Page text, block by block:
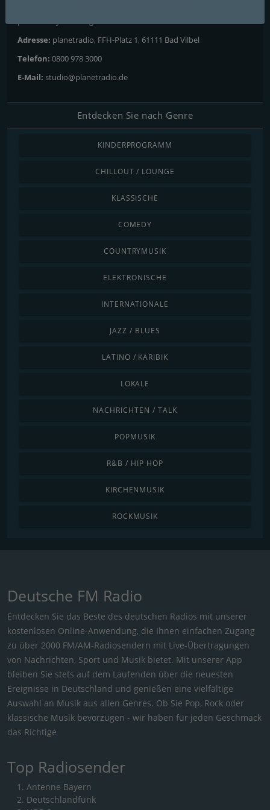
Adresse: planetradio, FFH-Platz 1, 61111 Bad Vilbel
Telefon: 0800 978 3000
E-Mail: studio@planetradio.de
Entdecken Sie nach Genre
KINDERPROGRAMM
CHILLOUT / LOUNGE
KLASSISCHE
COMEDY
COUNTRYMUSIK
ELEKTRONISCHE
INTERNATIONALE
JAZZ / BLUES
LATINO / KARIBIK
LOKALE
NACHRICHTEN / TALK
POPMUSIK
R&B / HIP HOP
KIRCHENMUSIK
ROCKMUSIK
Deutsche FM Radio
Entdecken Sie das Beste des deutschen Radios mit unserer
kostenlosen Online-Anwendung, die Ihnen einfachen Zugang
zu über 2000 FM/AM-Radiosendern mit Live-Übertragungen
von Nachrichten, Sport und Musik bietet. Mit unserer App
bleiben Sie stets auf dem Laufenden über die neuesten
Ereignisse in Deutschland und genießen eine vielfältige
Auswahl an Musik aus allen Genres. Ob Sie Pop, Rock oder
klassische Musik bevorzugen - wir haben für jeden Geschmack
das Richtige
Top Radiosender
Antenne Bayern
Deutschlandfunk